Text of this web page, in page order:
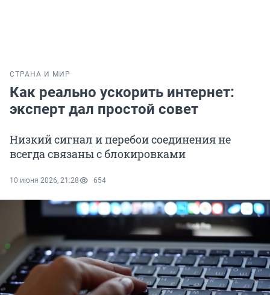
СТРАНА И МИР
Как реально ускорить интернет:
эксперт дал простой совет
Низкий сигнал и перебои соединения не
всегда связаны с блокировками
10 июня 2026, 21:28 654